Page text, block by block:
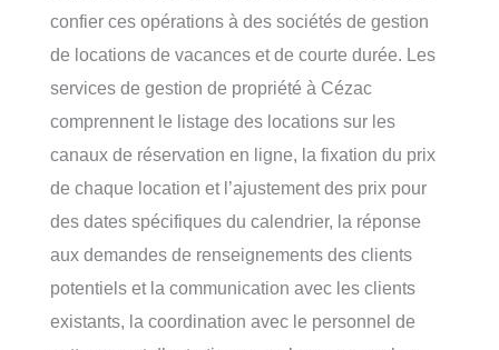
confier ces opérations à des sociétés de gestion
de locations de vacances et de courte durée. Les
services de gestion de propriété à Cézac
comprennent le listage des locations sur les
canaux de réservation en ligne, la fixation du prix
de chaque location et l’ajustement des prix pour
des dates spécifiques du calendrier, la réponse
aux demandes de renseignements des clients
potentiels et la communication avec les clients
existants, la coordination avec le personnel de